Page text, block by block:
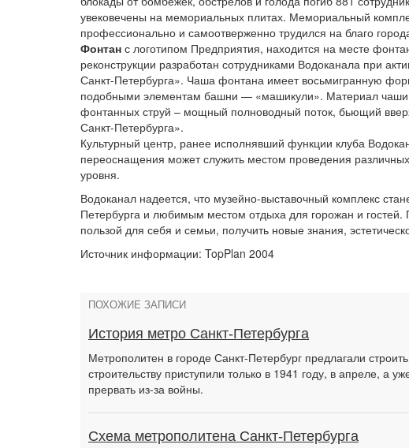
увековечены на мемориальных плитах. Мемориальный
профессионально и самоотверженно трудился на благо
Фонтан с логотипом Предприятия, находится на месте
реконструкции разработан сотрудниками Водоканала при
Санкт-Петербурга». Чаша фонтана имеет восьмигранную
подобными элементам башни — «машикули». Материал чаши
фонтанных струй – мощный полноводный поток, бьющий
Санкт-Петербурга».
Культурный центр, ранее исполнявший функции клуба
переоснащения может служить местом проведения
уровня.
Водоканал надеется, что музейно-выставочный комплекс
Петербурга и любимым местом отдыха для горожан и гостей.
пользой для себя и семьи, получить новые знания,
Источник информации: TopPlan 2004
ПОХОЖИЕ ЗАПИСИ
История метро Санкт-Петербурга
Метрополитен в городе Санкт-Петербург предлагали
строительству приступили только в 1941 году, в апреле, а
прервать из-за войны.
Схема метрополитена Санкт-Петербурга